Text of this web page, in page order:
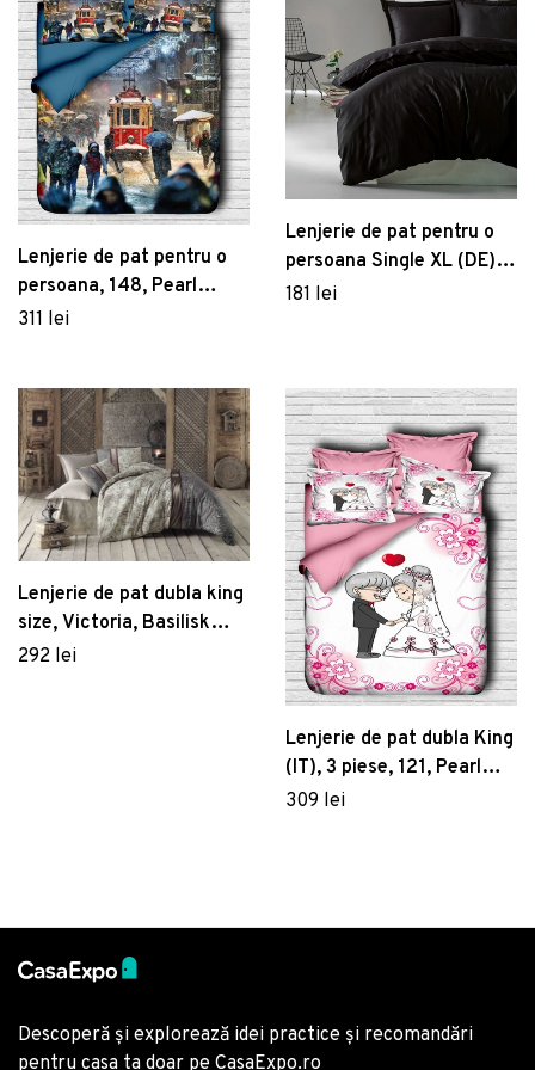
Lenjerie de pat pentru o
persoana, 148, Pearl
Home, Poliester Satinat
311 lei
Lenjerie de pat pentru o
persoana Single XL (DE),
Elegant - Black, Cotton
181 lei
Lenjerie de pat dubla king
size, Victoria, Basilisk
121VCT52495, 3 piese,
292 lei
Lenjerie de pat dubla King
(IT), 3 piese, 121, Pearl
Home, Poliester Satinat
309 lei
Descoperă și explorează idei practice și recomandări
pentru casa ta doar pe CasaExpo.ro